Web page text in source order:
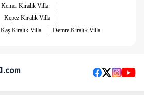
Kemer Kiralık Villa |
Kepez Kiralık Villa |
Kaş Kiralık Villa | Demre Kiralık Villa